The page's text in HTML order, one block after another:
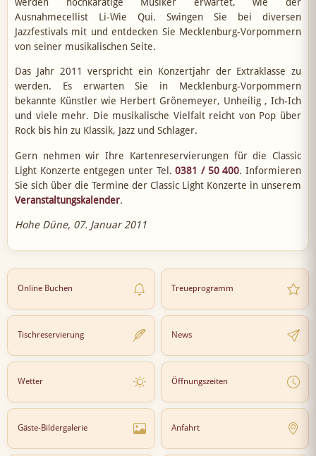
Ausnahmecellist Li-Wie Qui. Swingen Sie bei diversen
Jazzfestivals mit und entdecken Sie Mecklenburg-Vorpommern
von seiner musikalischen Seite.
Das Jahr 2011 verspricht ein Konzertjahr der Extraklasse zu
werden. Es erwarten Sie in Mecklenburg-Vorpommern
bekannte Künstler wie Herbert Grönemeyer, Unheilig , Ich-Ich
und viele mehr. Die musikalische Vielfalt reicht von Pop über
Rock bis hin zu Klassik, Jazz und Schlager.
Gern nehmen wir Ihre Kartenreservierungen für die Classic
Light Konzerte entgegen unter Tel.0381 / 50 400. Informieren
Sie sich über die Termine der Classic Light Konzerte in unserem
Veranstaltungskalender.
Hohe Düne, 07. Januar 2011
Online Buchen Treueprogramm
Tischreservierung News
Wetter Öffnungszeiten
Gäste-Bildergalerie Anfahrt